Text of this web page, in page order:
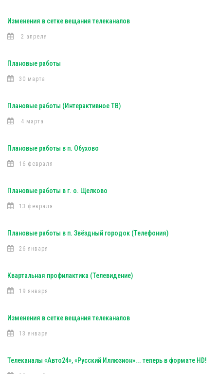
Изменения в сетке вещания телеканалов
2 апреля
Плановые работы
30 марта
Плановые работы (Интерактивное ТВ)
4 марта
Плановые работы в п. Обухово
16 февраля
Плановые работы в г. о. Щелково
13 февраля
Плановые работы в п. Звёздный городок (Телефония)
26 января
Квартальная профилактика (Телевидение)
19 января
Изменения в сетке вещания телеканалов
13 января
Телеканалы «Авто24», «Русский Иллюзион»... теперь в формате HD!